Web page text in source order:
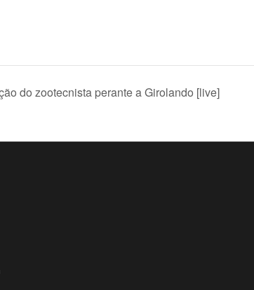
do zootecnista perante a Girolando [live]